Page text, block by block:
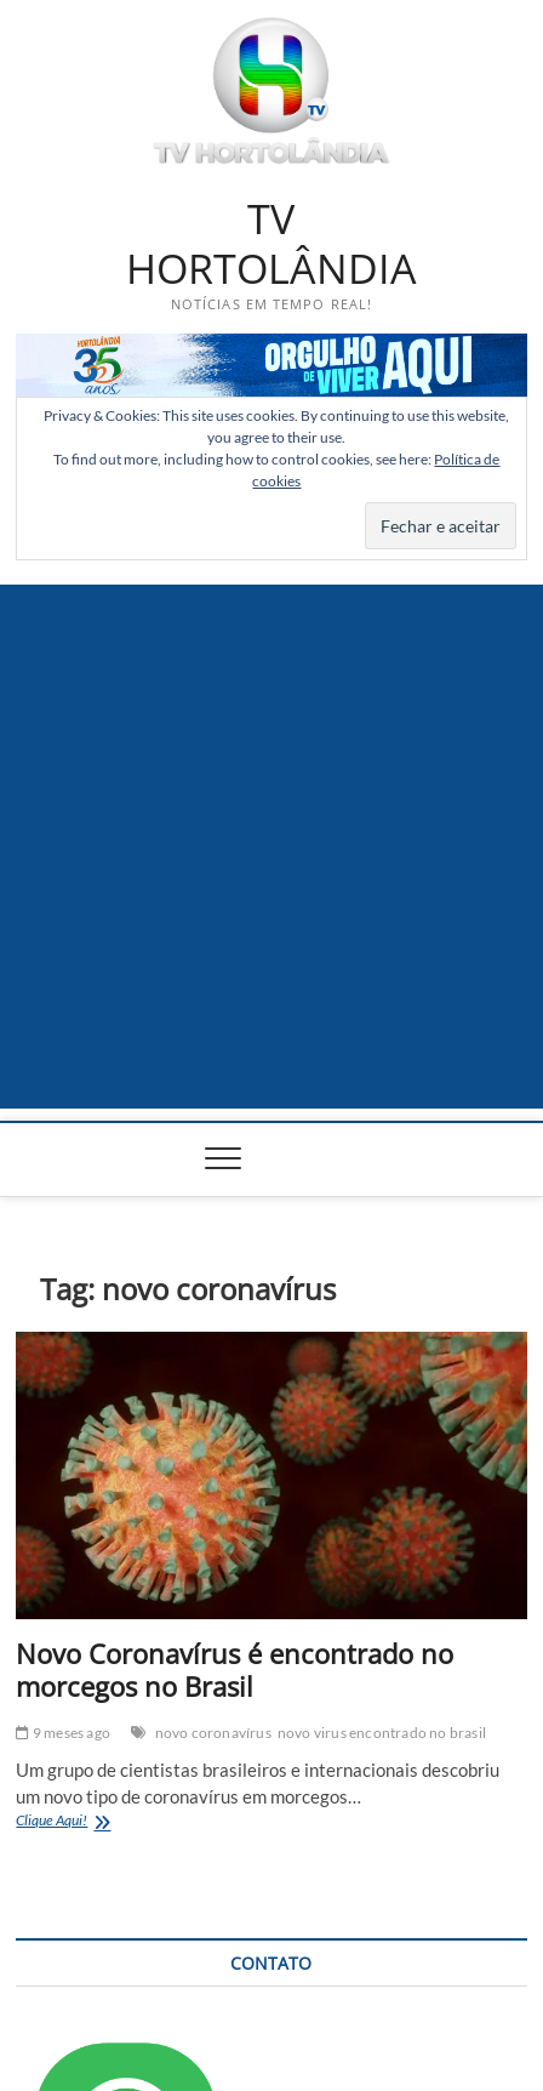
TV
HORTOLÂNDIA
NOTÍCIAS EM TEMPO REAL!
Privacy & Cookies: This site uses cookies. By continuing to use this website,
you agree to their use.
To find out more, including how to control cookies, see here: Política de
cookies
Tag: novo coronavírus
Novo Coronavírus é encontrado no
morcegos no Brasil
9 meses ago novo coronavírus novo virus encontrado no brasil
Um grupo de cientistas brasileiros e internacionais descobriu
um novo tipo de coronavírus em morcegos…
Clique Aqui! Novo
CONTATO